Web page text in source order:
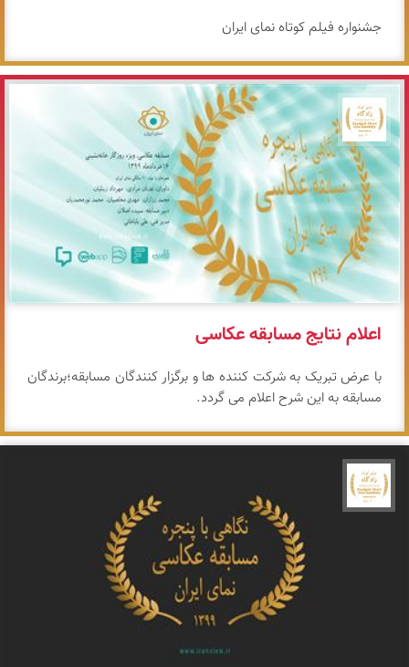
جشنواره فیلم کوتاه نمای ایران
جشنواره نمای ایران
اعلام نتایج مسابقه عکاسی
با عرض تبریک به شرکت کننده ها و برگزار کنندگان مسابقه؛برندگان
مسابقه به این شرح اعلام می گردد.